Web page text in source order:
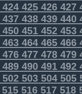
424 425 426 427
437 438 439 440
450 451 452 453
463 464 465 466
476 477 478 479
489 490 491 492
502 503 504 505
515 516 517 518